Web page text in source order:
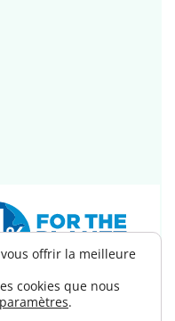
offrir la meilleure
cookies que nous
paramètres.